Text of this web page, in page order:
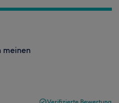
meinen